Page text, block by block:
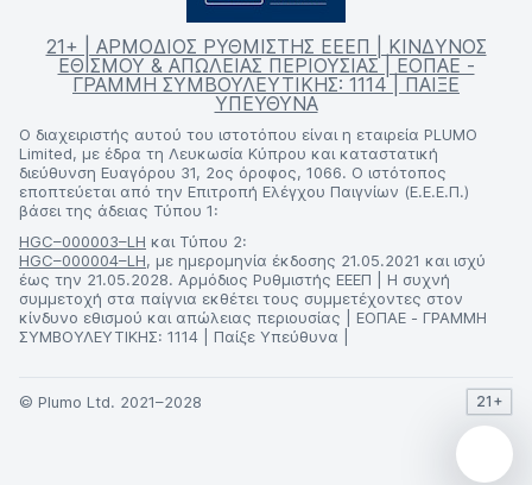
21+ | ΑΡΜΟΔΙΟΣ ΡΥΘΜΙΣΤΗΣ ΕΕΕΠ | ΚΙΝΔΥΝΟΣ
ΕΘΙΣΜΟΥ & ΑΠΩΛΕΙΑΣ ΠΕΡΙΟΥΣΙΑΣ | ΕΟΠΑΕ -
ΓΡΑΜΜΗ ΣΥΜΒΟΥΛΕΥΤΙΚΗΣ: 1114 | ΠΑΙΞΕ
ΥΠΕΥΘΥΝΑ
Ο διαχειριστής αυτού του ιστοτόπου είναι η εταιρεία PLUMO
Limited, με έδρα τη Λευκωσία Κύπρου και καταστατική
διεύθυνση Ευαγόρου 31, 2ος όροφος, 1066. Ο ιστότοπος
εποπτεύεται από την Επιτροπή Ελέγχου Παιγνίων (Ε.Ε.Ε.Π.)
βάσει της άδειας Τύπου 1:
HGC–000003–LH και Τύπου 2:
HGC–000004–LH, με ημερομηνία έκδοσης 21.05.2021 και ισχύ
έως την 21.05.2028. Αρμόδιος Ρυθμιστής ΕΕΕΠ | Η συχνή
συμμετοχή στα παίγνια εκθέτει τους συμμετέχοντες στον
κίνδυνο εθισμού και απώλειας περιουσίας | ΕΟΠΑΕ - ΓΡΑΜΜΗ
ΣΥΜΒΟΥΛΕΥΤΙΚΗΣ: 1114 | Παίξε Υπεύθυνα |
© Plumo Ltd. 2021–2028 21+